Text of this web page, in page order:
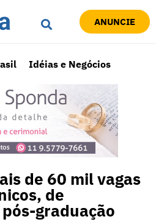
ANUNCIE
Idéias e Negócios
de 60 mil vagas
de
graduação